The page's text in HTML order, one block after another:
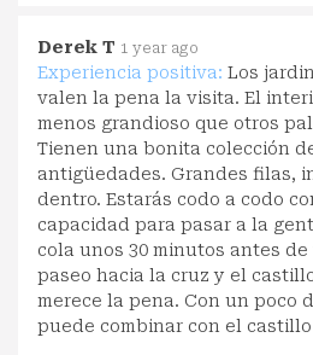
Derek T 1 year ago
Experiencia positiva: Los
valen la pena la visita. El
menos grandioso que otros
Tienen una bonita colección
antigüedades. Grandes filas,
dentro. Estarás codo a codo
capacidad para pasar a la
cola unos 30 minutos antes
paseo hacia la cruz y el
merece la pena. Con un poco
puede combinar con el castillo